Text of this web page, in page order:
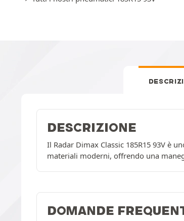
DESCRIZIONE
Il Radar Dimax Classic 185R15 93V è
materiali moderni, offrendo una
DOMANDE